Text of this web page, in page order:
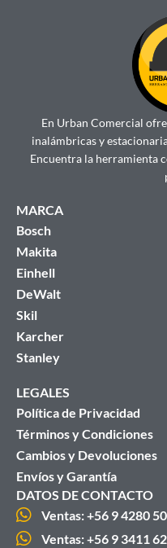
En Urban Comercial
inalámbricas y
Encuentra la herramienta
MARCA
Bosch
Makita
Einhell
DeWalt
Skil
Karcher
Stanley
LEGALES
Política de Privacidad
Términos y Condiciones
Cambios y Devoluciones
Envíos y Garantía
DATOS DE CONTACTO
Ventas: +56 9 4280
Ventas: +56 9 3411